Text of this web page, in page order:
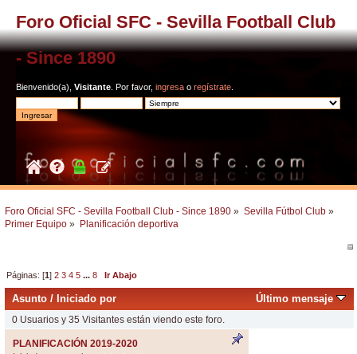
Foro Oficial SFC - Sevilla Football Club
- Since 1890
Bienvenido(a), Visitante . Por favor, ingresa o regístrate
Foro Oficial SFC - Sevilla Football Club - Since 1890 » Sevilla Fútbol Club »
Primer Equipo » Planificación deportiva
Páginas: [1]2 3 4 5 ...8 Ir Abajo
Asunto /Iniciado por Último mensaje
0 Usuarios y 35 Visitantes están viendo este foro.
PLANIFICACIÓN 2019-2020